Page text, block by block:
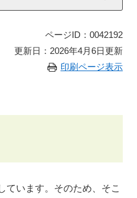
ページID：0042192
更新日：2026年4月6日更新
印刷ページ表示
ています。そのため、そこ